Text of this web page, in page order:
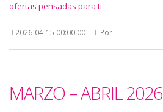
ofertas pensadas para ti
2026-04-15 00:00:00 Por
MARZO – ABRIL 2026